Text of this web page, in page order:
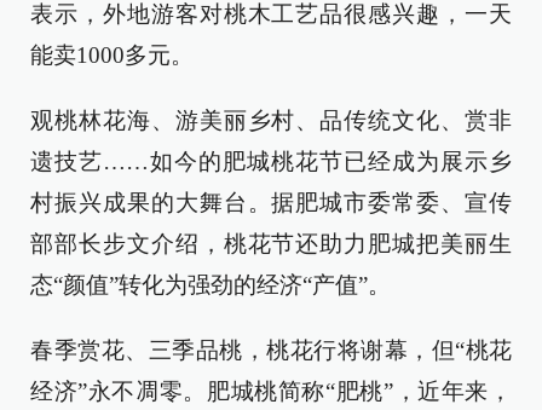
表示，外地游客对桃木工艺品很感兴趣，一天
能卖1000多元。
观桃林花海、游美丽乡村、品传统文化、赏非
遗技艺……如今的肥城桃花节已经成为展示乡
村振兴成果的大舞台。据肥城市委常委、宣传
部部长步文介绍，桃花节还助力肥城把美丽生
态“颜值”转化为强劲的经济“产值”。
春季赏花、三季品桃，桃花行将谢幕，但“桃花
经济”永不凋零。肥城桃简称“肥桃”，近年来，